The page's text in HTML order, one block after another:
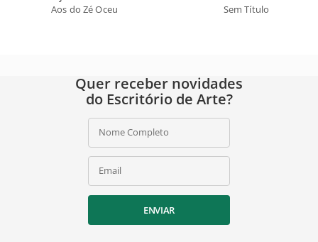
Aos do Zé Oceu
Sem Título
Quer receber novidades
do Escritório de Arte?
Nome Completo
Email
ENVIAR